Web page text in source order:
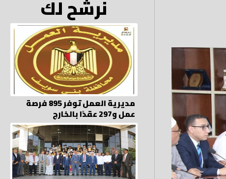
نرشح لك
مديرية العمل توفر 895 فرصة
عمل و297 عقدًا بالخارج